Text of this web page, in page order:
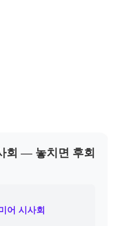
회 — 놓치면 후회
어 시사회